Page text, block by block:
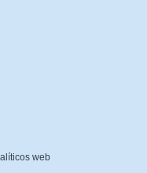
web